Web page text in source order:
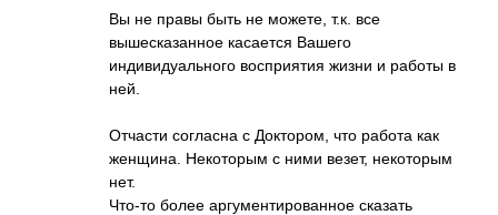
Вы не правы быть не можете, т.к. все
вышесказанное касается Вашего
индивидуального восприятия жизни и работы в
ней.
Отчасти согласна с Доктором, что работа как
женщина. Некоторым с ними везет, некоторым
нет.
Что-то более аргументированно­е сказать